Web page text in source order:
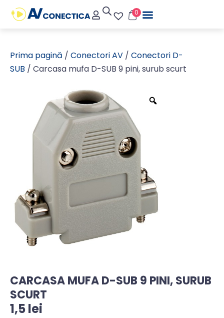
0
Prima pagină / Conectori AV / Conectori D-
SUB / Carcasa mufa D-SUB 9 pini, surub scurt
CARCASA MUFA D-SUB 9 PINI, SURUB
SCURT
1,5lei